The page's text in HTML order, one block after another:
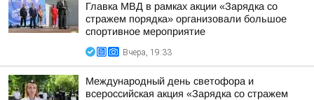
Главка МВД в рамках акции «Зарядка со
стражем порядка» организовали большое
спортивное мероприятие
Вчера, 19:33
Международный день светофора и
всероссийская акция «Зарядка со стражем